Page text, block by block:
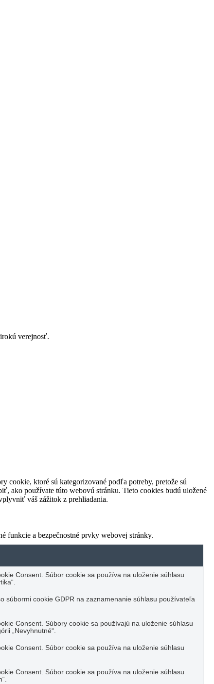
verejnosť.
cookie, ktoré sú kategorizované podľa potreby, pretože sú
ako používate túto webovú stránku. Tieto cookies budú uložené
váš zážitok z prehliadania.
funkcie a bezpečnostné prvky webovej stránky.
Consent. Súbor cookie sa používa na uloženie súhlasu
súbormi cookie GDPR na zaznamenanie súhlasu používateľa
Consent. Súbory cookie sa používajú na uloženie súhlasu
„Nevyhnutné“.
Consent. Súbor cookie sa používa na uloženie súhlasu
Consent. Súbor cookie sa používa na uloženie súhlasu